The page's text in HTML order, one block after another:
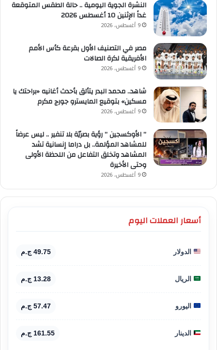
النشرة الجوية اليومية .. حالة الطقس المتوقعة
غداً الإثنين 10 أغسطس 2026
9 أغسطس، 2026
مصر في التصنيف الأول بقرعة كأس الأمم
الأفريقية لكرة الصالات
9 أغسطس، 2026
شاهد.. محمد البدر يتألق بأحدث أغانيه «براحتك يا
مسكين» بتوقيع المايسترو جورج مكرم
9 أغسطس، 2026
” الأوكسجين ” رؤية بصريّة بلا تنفير .. ليس عرضاً
للمشاهد المؤلمة.. بل دراما إنسانية تشد
المشاهد وتخلق التفاعل من اللحظة الأولى
وحتى الأخيرة
9 أغسطس، 2026
أسعار العملات اليوم
الدولار 49.75 ج.م
الريال 13.28 ج.م
اليورو 57.47 ج.م
الدينار 161.55 ج.م